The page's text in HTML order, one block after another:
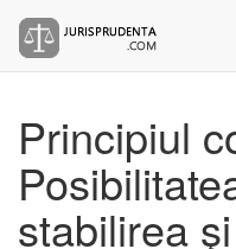
Principiul
stabilirea